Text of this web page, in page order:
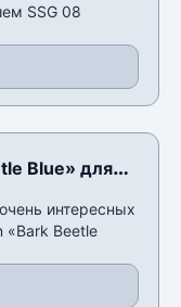
SSG 08
Blue» для
интересных
«Bark Beetle